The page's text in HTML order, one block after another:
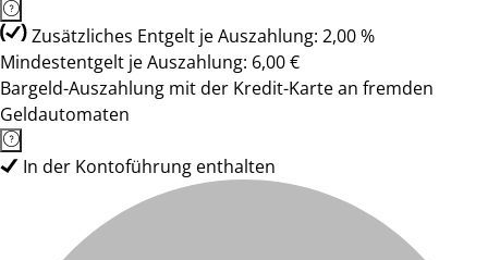
Zusätzliches Entgelt je Auszahlung: 2,00 %
Mindestentgelt je Auszahlung: 6,00 €
Bargeld-Auszahlung mit der Kredit-Karte an fremden
Geldautomaten
In der Kontoführung enthalten